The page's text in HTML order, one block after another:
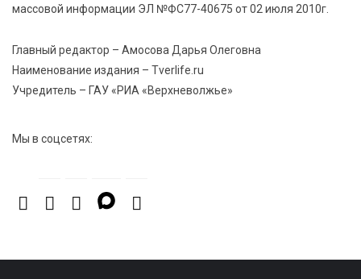
От звёздочек к чемпионам: в Твери отметили
заслуги тренеров и атлетов
абитуриентов в 2026 году
массовой информации ЭЛ №ФС77-40675 от 02 июля 2010г.
Главный редактор – Амосова Дарья Олеговна
Наименование издания – Tverlife.ru
Учредитель – ГАУ «РИА «Верхневолжье»
Мы в соцсетях: